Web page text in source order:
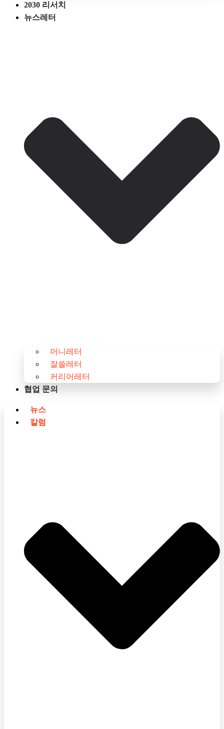
2030 리서치
뉴스레터
머니레터
잘쓸레터
커리어레터
협업 문의
뉴스
칼럼